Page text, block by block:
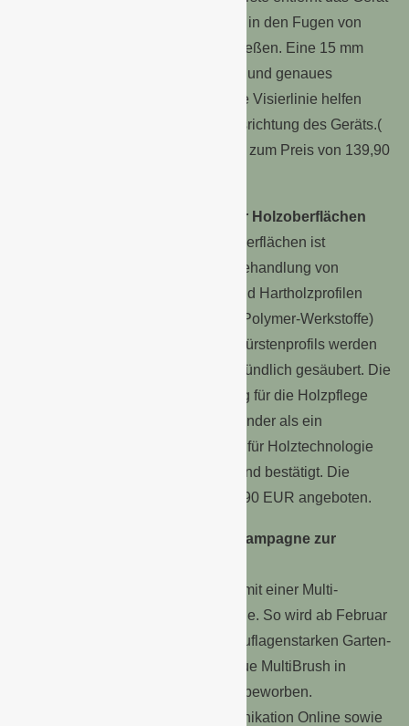
mühelos Unkräuter und Moose, die in den Fugen von
Terrassen- und Gehwegplatten sprießen. Eine 15 mm
breite Drahtbürste ermöglicht tiefes und genaues
Arbeiten. Ein Führungsrad und eine Visierlinie helfen
dem Anwender bei der exakten Ausrichtung des Geräts.(
siehe Foto oben) Die MultiBrush ist zum Preis von 139,90
Praktisches Zubehör – Bürste für Holzoberflächen
Die Nylon-Bürstenwalze für Holzoberflächen ist
hervorragend zur Reinigung und Behandlung von
Terrassen und Decks mit Weich- und Hartholzprofilen
sowie aus WPC-Materialien (Holz-Polymer-Werkstoffe)
geeignet. Dank eines optimierten Bürstenprofils werden
auch Rillen und Zwischenräume gründlich gesäubert. Die
MultiBrush ist die effektivste Lösung für die Holzpflege
und -reinigung und deutlich schonender als ein
Hochdruckreiniger, wie vom Institut für Holztechnologie
Dresden im Januar 2016 getestet und bestätigt. Die
Bürste wird zu einem Preis von 32,90 EUR angeboten.
Multi-Channel-Kommunikationskampagne zur
GLORIA unterstützt den Abverkauf mit einer Multi-
Channel-Kommunikationskampagne. So wird ab Februar
2016 in einer Mediakampagne in auflagenstarken Garten-
und Heimwerkermagazinen die neue MultiBrush in
aufmerksamkeitsstarken Anzeigen beworben.
Flankierend findet sich die Kommunikation Online sowie